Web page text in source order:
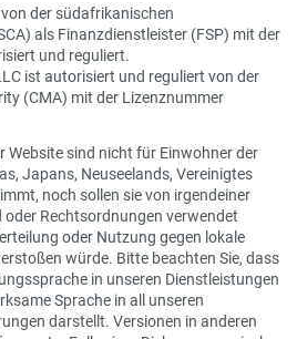
der südafrikanischen
als Finanzdienstleister (FSP) mit der
und reguliert.
ist autorisiert und reguliert von der
(CMA) mit der Lizenznummer
Website sind nicht für Einwohner der
Japans, Neuseelands, Vereinigtes
noch sollen sie von irgendeiner
Rechtsordnungen verwendet
oder Nutzung gegen lokale
würde. Bitte beachten Sie, dass
in unseren Dienstleistungen
Sprache in all unseren
darstellt. Versionen in anderen